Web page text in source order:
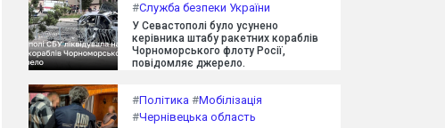
#Служба безпеки України
У Севастополі було усунено
керівника штабу ракетних кораблів
Чорноморського флоту Росії,
повідомляє джерело.
#Політика #Мобілізація
#Чернівецька область